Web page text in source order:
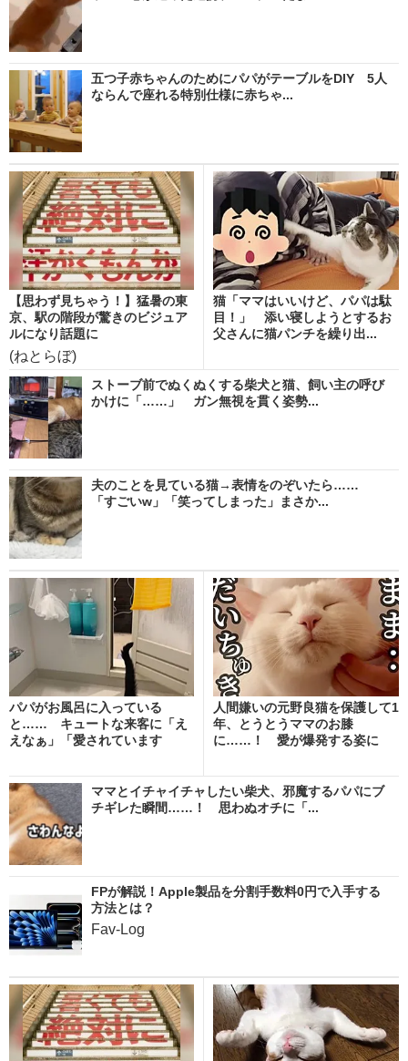
五つ子赤ちゃんのためにパパがテーブルをDIY 5人
ならんで座れる特別仕様に赤ちゃ...
【思わず見ちゃう！】猛暑の東
京、駅の階段が驚きのビジュア
ルになり話題に
(ねとらぼ)
猫「ママはいいけど、パパは駄
目！」 添い寝しようとするお
父さんに猫パンチを繰り出...
ストーブ前でぬくぬくする柴犬と猫、飼い主の呼び
かけに「……」 ガン無視を貫く姿勢...
夫のことを見ている猫→表情をのぞいたら……
「すごいw」「笑ってしまった」まさか...
パパがお風呂に入っている
と…… キュートな来客に「え
えなぁ」「愛されています
人間嫌いの元野良猫を保護して1
年、とうとうママのお膝
に……！ 愛が爆発する姿に
ママとイチャイチャしたい柴犬、邪魔するパパにブ
チギレた瞬間……！ 思わぬオチに「...
FPが解説！Apple製品を分割手数料0円で入手する
方法とは？
Fav-Log